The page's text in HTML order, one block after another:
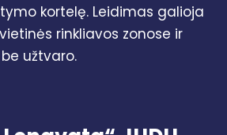
kortelę. Leidimas galioja
rinkliavos zonose ir
užtvaro.